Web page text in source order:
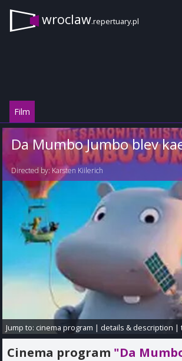
wroclaw.repertuary.pl
Film
Da Mumbo Jumbo blev
Directed by: Karsten Kiilerich
Jump to: cinema program |details & description |
Cinema program "Da